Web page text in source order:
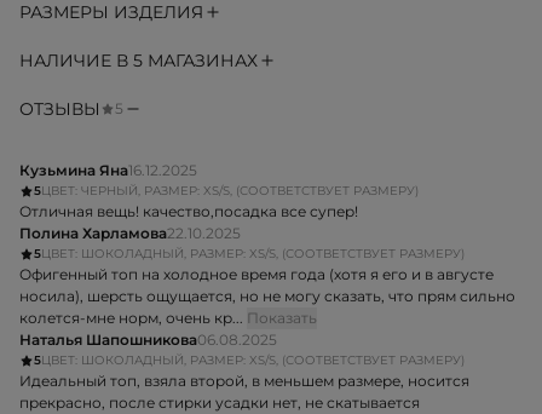
РАЗМЕРЫ ИЗДЕЛИЯ
НАЛИЧИЕ В 5 МАГАЗИНАХ
ОТЗЫВЫ 5
Кузьмина Яна16.12.2025
5ЦВЕТ: ЧЕРНЫЙ, РАЗМЕР: XS/S, (СООТВЕТСТВУЕТ РАЗМЕРУ)
Отличная вещь! качество,посадка все супер!
Полина Харламова22.10.2025
5ЦВЕТ: ШОКОЛАДНЫЙ, РАЗМЕР: XS/S, (СООТВЕТСТВУЕТ РАЗМЕРУ)
Офигенный топ на холодное время года (хотя я его и в августе
носила), шерсть ощущается, но не могу сказать, что прям сильно
колется-мне норм, очень кр... Показать
Наталья Шапошникова06.08.2025
5ЦВЕТ: ШОКОЛАДНЫЙ, РАЗМЕР: XS/S, (СООТВЕТСТВУЕТ РАЗМЕРУ)
Идеальный топ, взяла второй, в меньшем размере, носится
прекрасно, после стирки усадки нет, не скатывается